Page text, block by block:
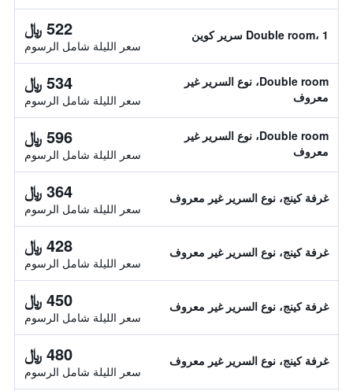
Double room، 1 سرير كوين 522 ﷼
سعر الليلة شامل الرسوم
Double room، نوع السرير غير
معروف
534 ﷼
سعر الليلة شامل الرسوم
Double room، نوع السرير غير
معروف
596 ﷼
سعر الليلة شامل الرسوم
غرفة كينج، نوع السرير غير معروف 364 ﷼
سعر الليلة شامل الرسوم
غرفة كينج، نوع السرير غير معروف 428 ﷼
سعر الليلة شامل الرسوم
غرفة كينج، نوع السرير غير معروف 450 ﷼
سعر الليلة شامل الرسوم
غرفة كينج، نوع السرير غير معروف 480 ﷼
سعر الليلة شامل الرسوم